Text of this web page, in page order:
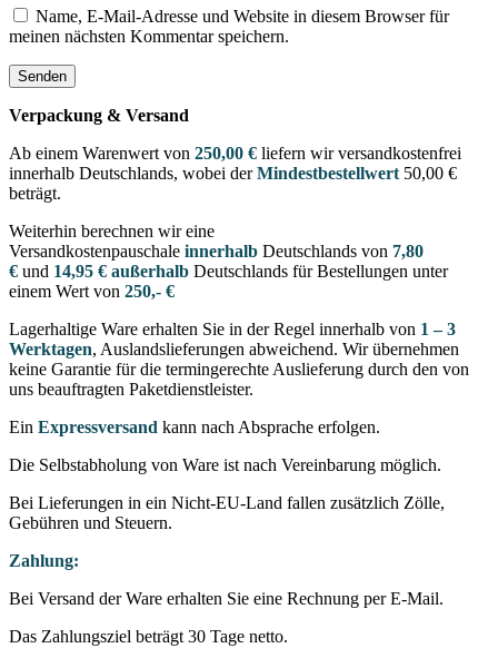
Name, E-Mail-Adresse und Website in diesem Browser für
meinen nächsten Kommentar speichern.
Verpackung & Versand
Ab einem Warenwert von 250,00 € liefern wir versandkostenfrei
innerhalb Deutschlands, wobei derMindestbestellwert 50,00 €
beträgt.
Weiterhin berechnen wir eine
Versandkostenpauschale innerhalb Deutschlands von 7,80
€ und 14,95 € außerhalb Deutschlands für Bestellungen unter
einem Wert von 250,- €
Lagerhaltige Ware erhalten Sie in der Regel innerhalb von 1 – 3
Werktagen, Auslandslieferungen abweichend. Wir übernehmen
keine Garantie für die termingerechte Auslieferung durch den von
uns beauftragten Paketdienstleister.
Ein Expressversand kann nach Absprache erfolgen.
Die Selbstabholung von Ware ist nach Vereinbarung möglich.
Bei Lieferungen in ein Nicht-EU-Land fallen zusätzlich Zölle,
Gebühren und Steuern.
Zahlung:
Bei Versand der Ware erhalten Sie eine Rechnung per E-Mail.
Das Zahlungsziel beträgt 30 Tage netto.